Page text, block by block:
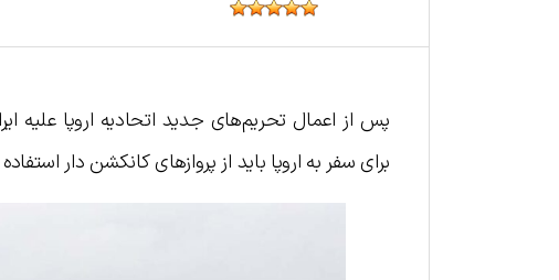
پس از اعمال تحریم‌های جدید اتحادیه اروپا علیه
برای سفر به اروپا باید از پروازهای کانکشن دار